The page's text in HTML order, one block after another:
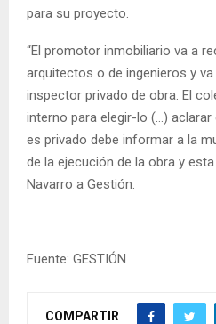
para su proyecto.
“El promotor inmobiliario va a
arquitectos o de ingenieros y
inspector privado de obra. El
interno para elegir-lo (…)
es privado debe informar a la
de la ejecución de la obra y
Navarro a Gestión.
Fuente: GESTIÓN
COMPARTIR